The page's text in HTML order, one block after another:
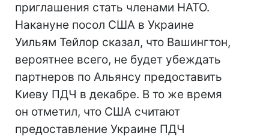
приглашения стать членами НАТО.
Накануне посол США в Украине
Уильям Тейлор сказал, что Вашингтон,
вероятнее всего, не будет убеждать
партнеров по Альянсу предоставить
Киеву ПДЧ в декабре. В то же время
он отметил, что США считают
предоставление Украине ПДЧ